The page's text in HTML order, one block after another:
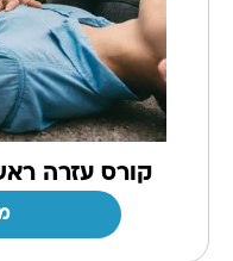
קורס עזרה